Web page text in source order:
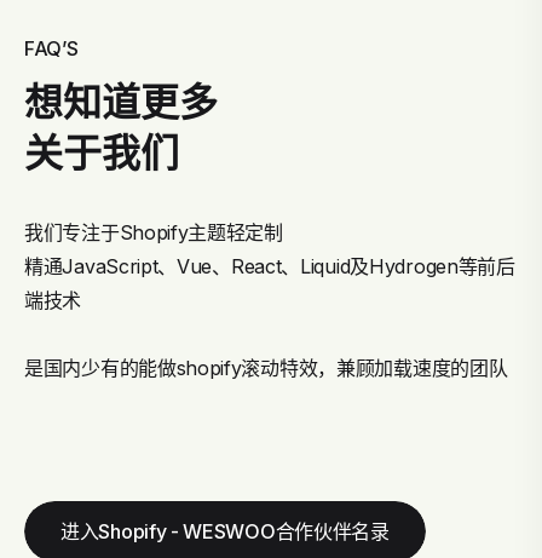
FAQ’S
想知道更多
关于我们
我们专注于Shopify主题轻定制
精通JavaScript、Vue、React、Liquid及Hydrogen等前后
端技术
是国内少有的能做shopify滚动特效，兼顾加载速度的团队
进入Shopify - WESWOO合作伙伴名录